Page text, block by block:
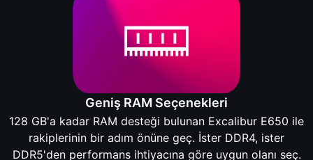
Geniş RAM Seçenekleri
128 GB'a kadar RAM desteği bulunan Excalibur E650 ile
rakiplerinin bir adım önüne geç. İster DDR4, ister
DDR5'den performans ihtiyacına göre uygun olanı seç.